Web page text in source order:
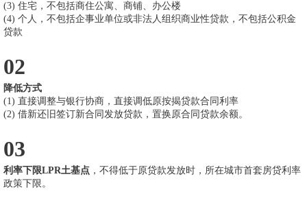
(3) 住宅，不包括商住公寓、商铺、办公楼
(4) 个人，不包括企事业单位或非法人组织商业性贷款，不包括公积金
贷款
02
降低方式
(1) 直接调整与银行协商，直接调低原按揭贷款合同利率
(2) 借新还旧签订新合同发放贷款，置换原合同贷款余额。
03
利率下限LPR土基点 ，不得低于原贷款发放时，所在城市首套房贷利率
政策下限。